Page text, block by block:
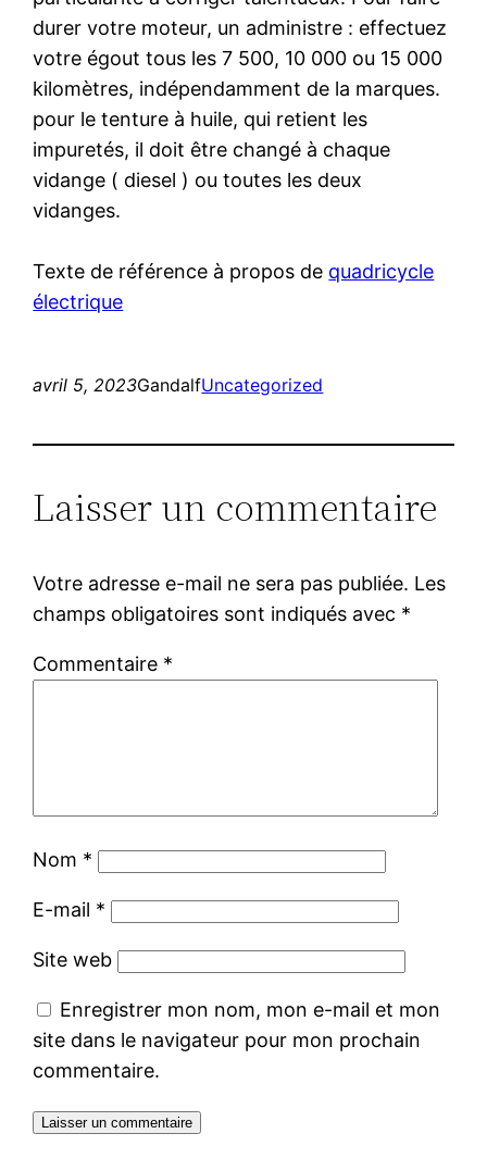
durer votre moteur, un administre : effectuez
votre égout tous les 7 500, 10 000 ou 15 000
kilomètres, indépendamment de la marques.
pour le tenture à huile, qui retient les
impuretés, il doit être changé à chaque
vidange ( diesel ) ou toutes les deux
vidanges.
Texte de référence à propos de quadricycle
électrique
avril 5, 2023GandalfUncategorized
Laisser un commentaire
Votre adresse e-mail ne sera pas publiée. Les
champs obligatoires sont indiqués avec *
Commentaire *
Nom *
E-mail *
Site web
Enregistrer mon nom, mon e-mail et mon
site dans le navigateur pour mon prochain
commentaire.